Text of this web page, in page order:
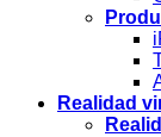
Realidad